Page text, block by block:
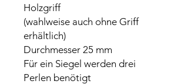
Holzgriff
(wahlweise auch ohne Griff
erhältlich)
Durchmesser 25 mm
Für ein Siegel werden drei
Perlen benötigt